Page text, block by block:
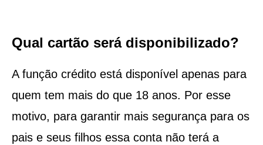
Qual cartão será disponibilizado?
A função crédito está disponível apenas para
quem tem mais do que 18 anos. Por esse
motivo, para garantir mais segurança para os
pais e seus filhos essa conta não terá a